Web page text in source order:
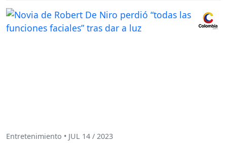
Entretenimiento • JUL 14 / 2023